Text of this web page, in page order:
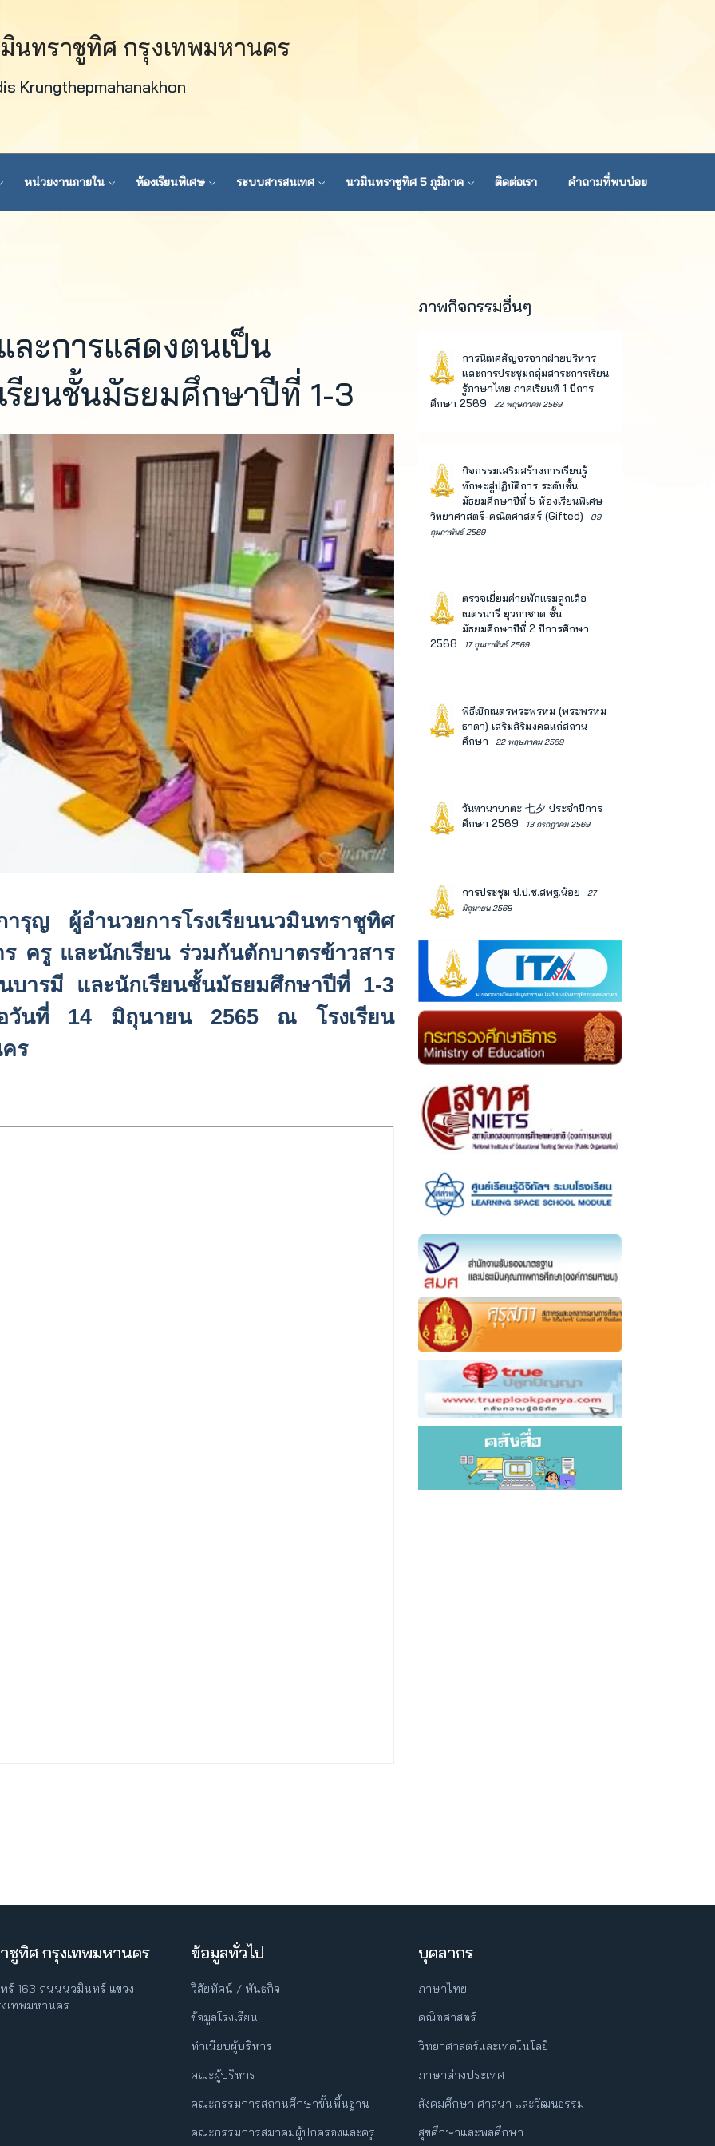
มินทราชูทิศ กรุงเทพมหานคร
Krungthepmahanakhon
หน่วยงานภายใน ห้องเรียนพิเศษ ระบบสารสนเทศ นวมินทราชูทิศ 5 ภูมิภาค ติดต่อเรา คำถามที่พบบ่อย
ละการแสดงตนเป็น
ยนชั้นมัธยมศึกษาปีที่ 1-3
รุญ ผู้อำนวยการโรงเรียนนวมินทราชูทิศ
ครู และนักเรียน ร่วมกันตักบาตรข้าวสาร
บารมี และนักเรียนชั้นมัธยมศึกษาปีที่ 1-3
อวันที่ 14 มิถุนายน 2565 ณ โรงเรียน
ร
ภาพกิจกรรมอื่นๆ
การนิเทศสัญจรจากฝ่ายบริหาร
และการประชุมกลุ่มสาระการเรียน
รู้ภาษาไทย ภาคเรียนที่ 1 ปีการ
ศึกษา 2569
22 พฤษภาคม 2569
กิจกรรมเสริมสร้างการเรียนรู้
ทักษะสู่ปฏิบัติการ ระดับชั้น
มัธยมศึกษาปีที่ 5 ห้องเรียนพิเศษ
วิทยาศาสตร์-คณิตศาสตร์ (Gifted)
09
กุมภาพันธ์ 2569
ตรวจเยี่ยมค่ายพักแรมลูกเสือ
เนตรนารี ยุวกาชาด ชั้น
มัธยมศึกษาปีที่ 2 ปีการศึกษา
2568
17 กุมภาพันธ์ 2569
พิธีเบิกเนตรพระพรหม (พระพรหม
ธาดา) เสริมสิริมงคลแก่สถาน
ศึกษา
22 พฤษภาคม 2569
วันทานาบาตะ 七夕 ประจำปีการ
ศึกษา 2569
13 กรกฎาคม 2569
การประชุม ป.ป.ช.สพฐ.น้อย
27
มิถุนายน 2568
ชูทิศ กรุงเทพมหานคร
ทร์ 163 ถนนนวมินทร์ แขวง
เทพมหานคร
ข้อมูลทั่วไป
วิสัยทัศน์ / พันธกิจ
ข้อมูลโรงเรียน
ทำเนียบผู้บริหาร
คณะผู้บริหาร
คณะกรรมการสถานศึกษาขั้นพื้นฐาน
คณะกรรมการสมาคมผู้ปกครองและครู
บุคลากร
ภาษาไทย
คณิตศาสตร์
วิทยาศาสตร์และเทคโนโลยี
ภาษาต่างประเทศ
สังคมศึกษา ศาสนา และวัฒนธรรม
สุขศึกษาและพลศึกษา